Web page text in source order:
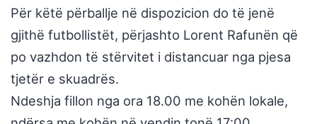
Për këtë përballje në dispozicion do të jenë
gjithë futbollistët, përjashto Lorent Rafunën që
po vazhdon të stërvitet i distancuar nga pjesa
tjetër e skuadrës.
Ndeshja fillon nga ora 18.00 me kohën lokale,